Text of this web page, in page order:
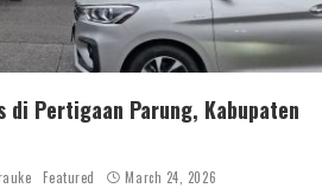
di Pertigaan Parung, Kabupaten
Featured March 24, 2026